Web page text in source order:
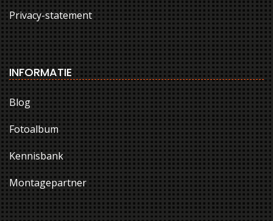
Privacy-statement
INFORMATIE
Blog
Fotoalbum
Kennisbank
Montagepartner